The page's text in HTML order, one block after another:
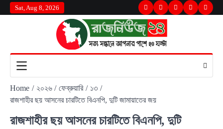
Skip
to
Sat, Aug 8, 2026
TwitterFacebookLinkedInInstagram
Home ২০২৬ ফেব্রুয়ারি
১৩
রাজশাহীর ছয় আসনের চারটিতে বিএনপি, দুটি জামায়াতের জয়
রাজশাহীর ছয় আসনের চারটিতে বিএনপি, দুটি